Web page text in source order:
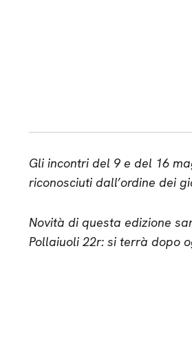
Gli incontri del 9 e del 16
riconosciuti dall’ordine dei
Novità di questa edizione
Pollaiuoli 22r: si terrà dopo